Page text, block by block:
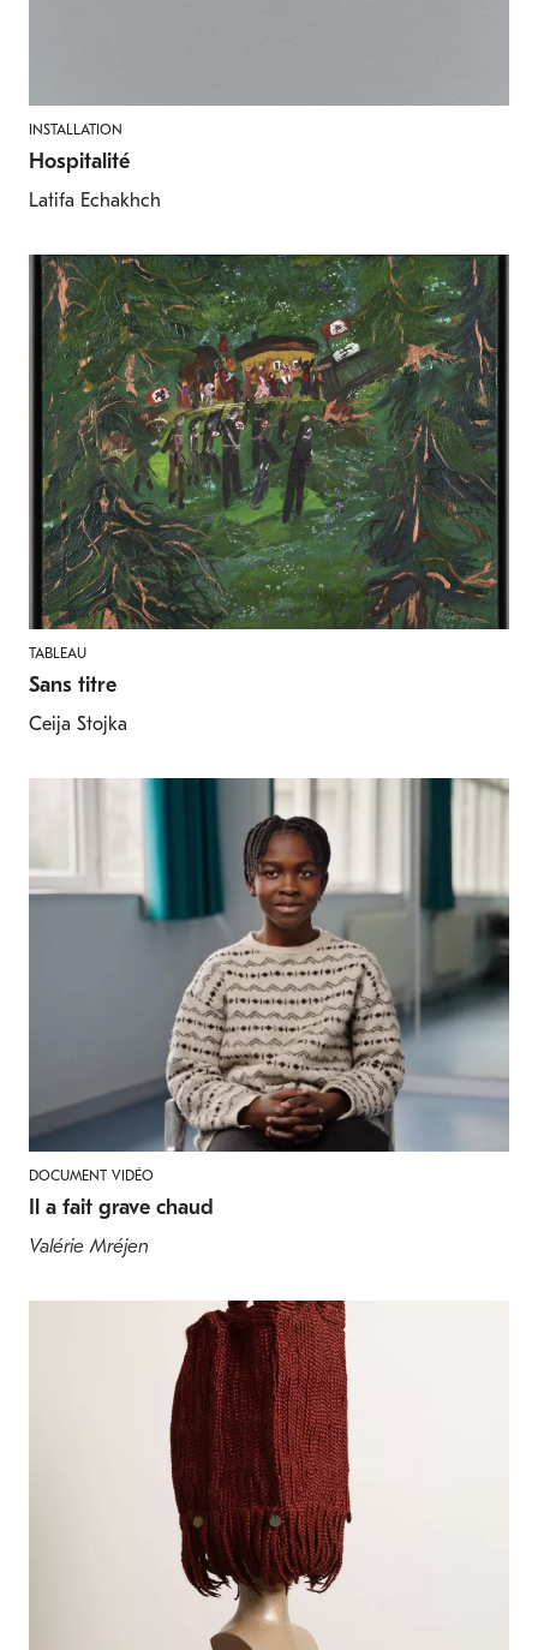
INSTALLATION
Hospitalité
Latifa Echakhch
TABLEAU
Sans titre
Ceija Stojka
DOCUMENT VIDÉO
Il a fait grave chaud
Valérie Mréjen